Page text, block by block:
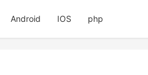
Android IOS php